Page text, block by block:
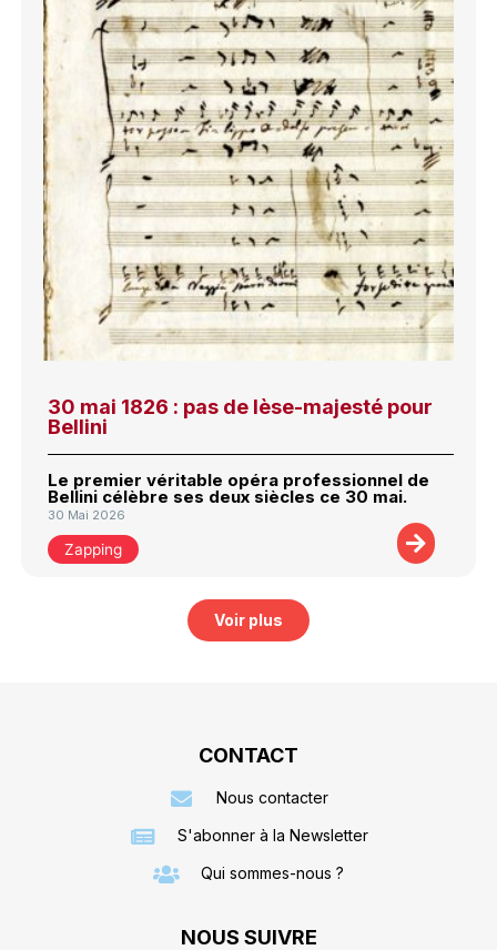
30 mai 1826 : pas de lèse-majesté pour
Bellini
Le premier véritable opéra professionnel de
Bellini célèbre ses deux siècles ce 30 mai.
30 Mai 2026
Zapping
Voir plus
CONTACT
Nous contacter
S'abonner à la Newsletter
Qui sommes-nous ?
NOUS SUIVRE